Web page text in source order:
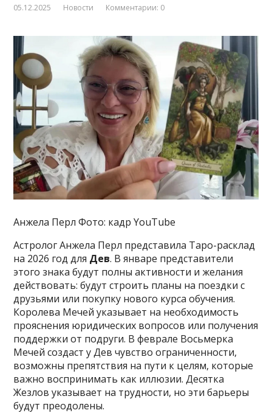
05.12.2025 Новости Комментарии: 0
Анжела Перл Фото: кадр YouTube
Астролог Анжела Перл представила Таро-расклад
на 2026 год для Дев. В январе представители
этого знака будут полны активности и желания
действовать: будут строить планы на поездки с
друзьями или покупку нового курса обучения.
Королева Мечей указывает на необходимость
прояснения юридических вопросов или получения
поддержки от подруги. В феврале Восьмерка
Мечей создаст у Дев чувство ограниченности,
возможны препятствия на пути к целям, которые
важно воспринимать как иллюзии. Десятка
Жезлов указывает на трудности, но эти барьеры
будут преодолены.